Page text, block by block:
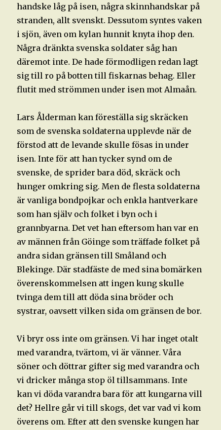
handske låg på isen, några skinnhandskar på
stranden, allt svenskt. Dessutom syntes vaken
i sjön, även om kylan hunnit knyta ihop den.
Några dränkta svenska soldater såg han
däremot inte. De hade förmodligen redan lagt
sig till ro på botten till fiskarnas behag. Eller
flutit med strömmen under isen mot Almaån.
Lars Ålderman kan föreställa sig skräcken
som de svenska soldaterna upplevde när de
förstod att de levande skulle fösas in under
isen. Inte för att han tycker synd om de
svenske, de sprider bara död, skräck och
hunger omkring sig. Men de flesta soldaterna
är vanliga bondpojkar och enkla hantverkare
som han själv och folket i byn och i
grannbyarna. Det vet han eftersom han var en
av männen från Göinge som träffade folket på
andra sidan gränsen till Småland och
Blekinge. Där stadfäste de med sina bomärken
överenskommelsen att ingen kung skulle
tvinga dem till att döda sina bröder och
systrar, oavsett vilken sida om gränsen de bor.
Vi bryr oss inte om gränsen. Vi har inget otalt
med varandra, tvärtom, vi är vänner. Våra
söner och döttrar gifter sig med varandra och
vi dricker många stop öl tillsammans. Inte
kan vi döda varandra bara för att kungarna vill
det? Hellre går vi till skogs, det var vad vi kom
överens om. Efter att den svenske kungen har